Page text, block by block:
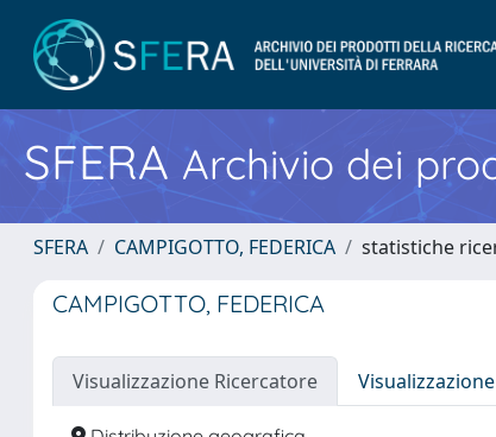
SFERA Archivio dei
SFERA CAMPIGOTTO, FEDERICA statistiche
CAMPIGOTTO, FEDERICA
Visualizzazione Ricercatore